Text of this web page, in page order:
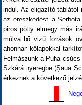
indul. Az eligazító táblától
az ereszkedést a
piros pötty elmegy más
múlva bő vizű források
ahonnan kőlapokkal
Felmászunk a Puha
Szkárá nyeregbe (Șaua
érkeznek a következő